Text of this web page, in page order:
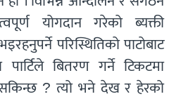
योगदान गरेको ब्यक्ती
परिस्थितिको पाटोबाट
पार्टिले बितरण गर्ने टिकटमा
? त्यो भने देख र हेरको